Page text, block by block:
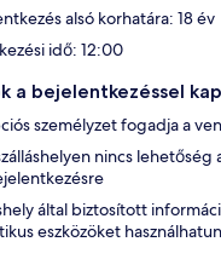
alsó korhatára: 18 év
idő: 12:00
a bejelentkezéssel
személyzet fogadja a
nincs
által biztosított
eszközöket